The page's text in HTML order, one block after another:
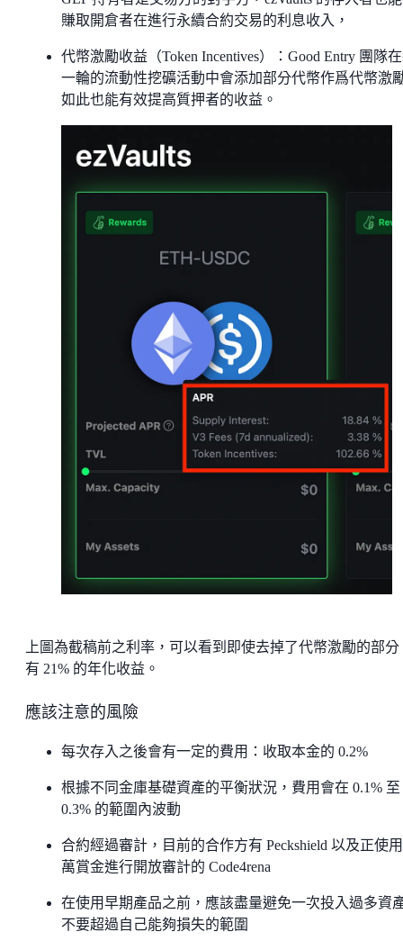
賺取開倉者在進行永續合約交易的利息收入，
代幣激勵收益（Token Incentives）：Good Entry 團隊
一輪的流動性挖礦活動中會添加部分代幣作爲代幣激
如此也能有效提高質押者的收益。
上圖為截稿前之利率，可以看到即使去掉了代幣激勵的部分
有 21% 的年化收益。
應該注意的風險
每次存入之後會有一定的費用：收取本金的 0.2%
根據不同金庫基礎資產的平衡狀況，費用會在 0.1% 至
0.3% 的範圍內波動
合約經過審計，目前的合作方有 Peckshield 以及正使
萬賞金進行開放審計的 Code4rena
在使用早期產品之前，應該盡量避免一次投入過多資
不要超過自己能夠損失的範圍